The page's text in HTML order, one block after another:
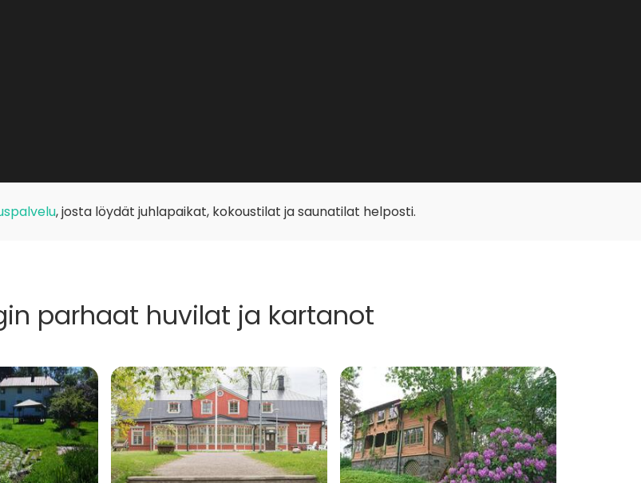
, josta löydät juhlapaikat, kokoustilat ja saunatilat helposti.
parhaat huvilat ja kartanot